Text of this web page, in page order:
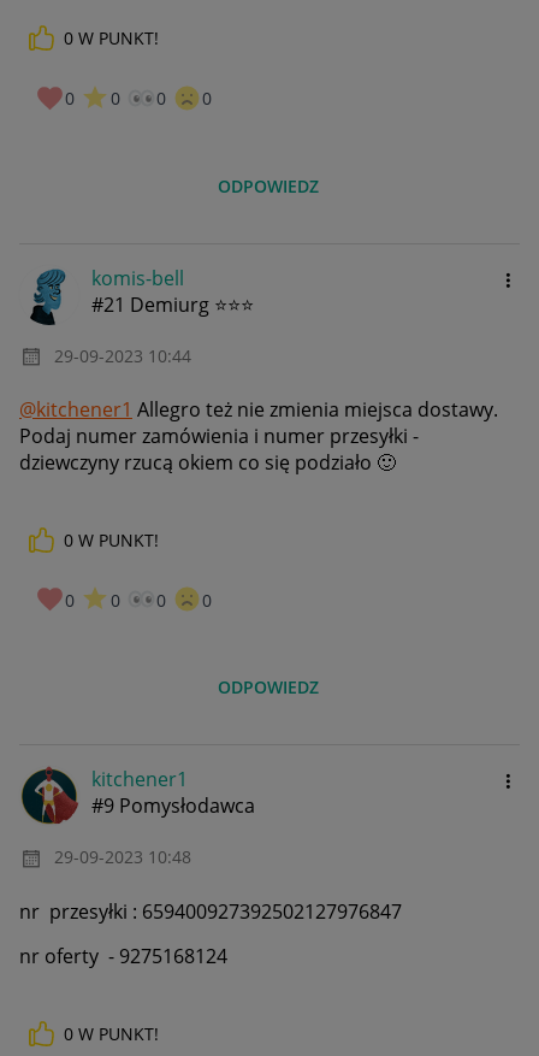
0 W PUNKT!
0 0 0 0
ODPOWIEDZ
komis-bell
#21 Demiurg ⭐⭐⭐
‎29-09-2023 10:44
@kitchener1 Allegro też nie zmienia miejsca dostawy.
Podaj numer zamówienia i numer przesyłki -
dziewczyny rzucą okiem co się podziało 🙂
0 W PUNKT!
0 0 0 0
ODPOWIEDZ
kitchener1
#9 Pomysłodawca
‎29-09-2023 10:48
nr przesyłki : 659400927392502127976847
nr oferty - 9275168124
0 W PUNKT!